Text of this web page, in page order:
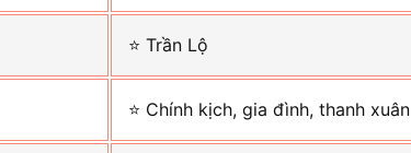
⭐ Trần Lộ
⭐ Chính kịch, gia đình, thanh xuân